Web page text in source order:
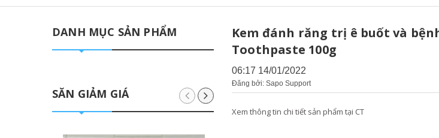
Kem đánh răng trị ê buốt và
Toothpaste 100g
06:17 14/01/2022
Đăng bởi: Sapo Support
Xem thông tin chi tiết sản phẩm tại CT
DANH MỤC SẢN PHẨM
SĂN GIẢM GIÁ